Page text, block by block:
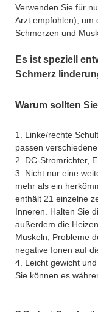
Verwenden Sie für
Arzt empfohlen), um
Schmerzen und
Es ist speziell
Schmerz
Warum sollten
1. Linke/rechte
passen
2. DC-Stromrichter,
3. Nicht nur eine
mehr als ein
enthält 21 einzelne
Inneren. Halten Sie
außerdem die
Muskeln, Probleme
negative Ionen auf
4. Leicht gewicht
Sie können es